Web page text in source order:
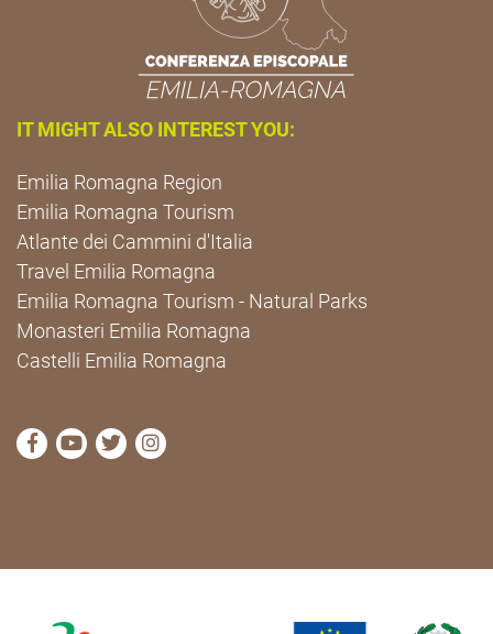
IT MIGHT ALSO INTEREST YOU:
Emilia Romagna Region
Emilia Romagna Tourism
Atlante dei Cammini d'Italia
Travel Emilia Romagna
Emilia Romagna Tourism - Natural Parks
Monasteri Emilia Romagna
Castelli Emilia Romagna
visit Cammini Emilia-Romagna Facebook profile
visit Cammini Emilia-Romagna YouTube profile
visit Cammini Emilia-Romagna Twitter
visit Cammini Emilia-Romagna